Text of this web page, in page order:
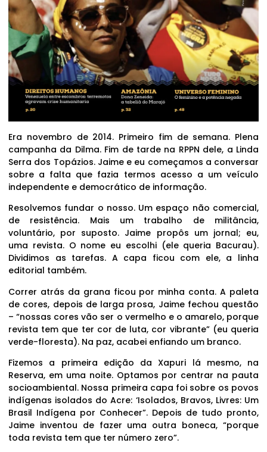
Era novembro de 2014. Primeiro fim de semana. Plena
campanha da Dilma. Fim de tarde na RPPN dele, a Linda
Serra dos Topázios. Jaime e eu começamos a conversar
sobre a falta que fazia termos acesso a um veículo
independente e democrático de informação.
Resolvemos fundar o nosso. Um espaço não comercial,
de resistência. Mais um trabalho de militância,
voluntário, por suposto. Jaime propôs um jornal; eu,
uma revista. O nome eu escolhi (ele queria Bacurau).
Dividimos as tarefas. A capa ficou com ele, a linha
editorial também.
Correr atrás da grana ficou por minha conta. A paleta
de cores, depois de larga prosa, Jaime fechou questão
– “nossas cores vão ser o vermelho e o amarelo, porque
revista tem que ter cor de luta, cor vibrante” (eu queria
verde-floresta). Na paz, acabei enfiando um branco.
Fizemos a primeira edição da Xapuri lá mesmo, na
Reserva, em uma noite. Optamos por centrar na pauta
socioambiental. Nossa primeira capa foi sobre os povos
indígenas isolados do Acre: ‘Isolados, Bravos, Livres: Um
Brasil Indígena por Conhecer”. Depois de tudo pronto,
Jaime inventou de fazer uma outra boneca, “porque
toda revista tem que ter número zero”.